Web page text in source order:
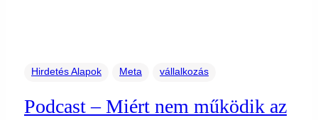
Hirdetés Alapok Meta vállalkozás
Podcast – Miért nem működik az